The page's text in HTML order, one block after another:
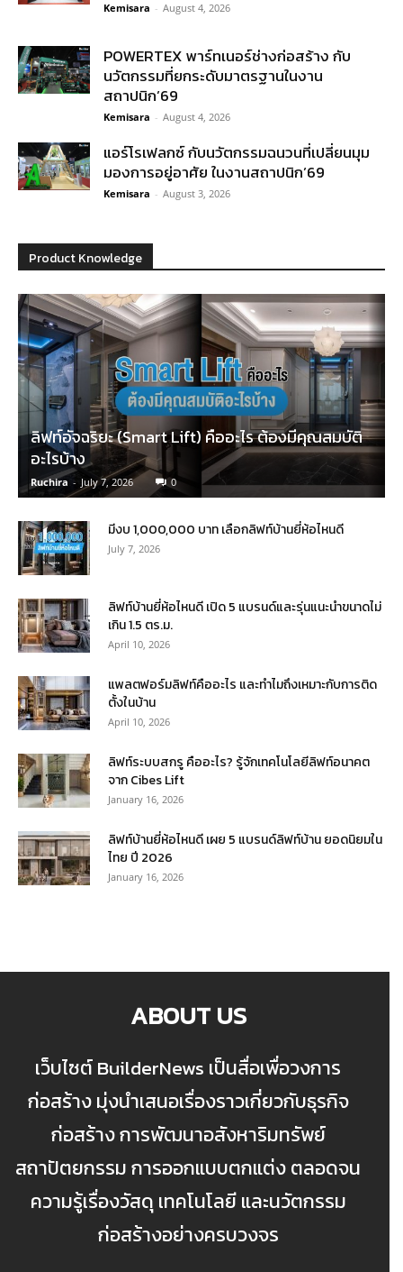
Kemisara - August 4, 2026
POWERTEX พาร์ทเนอร์ช่างก่อสร้าง กับ
นวัตกรรมที่ยกระดับมาตรฐานในงาน
สถาปนิก’69
Kemisara - August 4, 2026
แอร์โรเฟลกซ์ กับนวัตกรรมฉนวนที่เปลี่ยนมุม
มองการอยู่อาศัย ในงานสถาปนิก’69
Kemisara - August 3, 2026
Product Knowledge
ลิฟท์อัจฉริยะ (Smart Lift) คืออะไร ต้องมีคุณสมบัติ
อะไรบ้าง
Ruchira - July 7, 2026 0
มีงบ 1,000,000 บาท เลือกลิฟท์บ้านยี่ห้อไหนดี
July 7, 2026
ลิฟท์บ้านยี่ห้อไหนดี เปิด 5 แบรนด์และรุ่นแนะนำขนาดไม่
เกิน 1.5 ตร.ม.
April 10, 2026
แพลตฟอร์มลิฟท์คืออะไร และทำไมถึงเหมาะกับการติด
ตั้งในบ้าน
April 10, 2026
ลิฟท์ระบบสกรู คืออะไร? รู้จักเทคโนโลยีลิฟท์อนาคต
จาก Cibes Lift
January 16, 2026
ลิฟท์บ้านยี่ห้อไหนดี เผย 5 แบรนด์ลิฟท์บ้าน ยอดนิยมใน
ไทย ปี 2026
January 16, 2026
ABOUT US
เว็บไซต์ BuilderNews เป็นสื่อเพื่อวงการ
ก่อสร้าง มุ่งนำเสนอเรื่องราวเกี่ยวกับธุรกิจ
ก่อสร้าง การพัฒนาอสังหาริมทรัพย์
สถาปัตยกรรม การออกแบบตกแต่ง ตลอดจน
ความรู้เรื่องวัสดุ เทคโนโลยี และนวัตกรรม
ก่อสร้างอย่างครบวงจร